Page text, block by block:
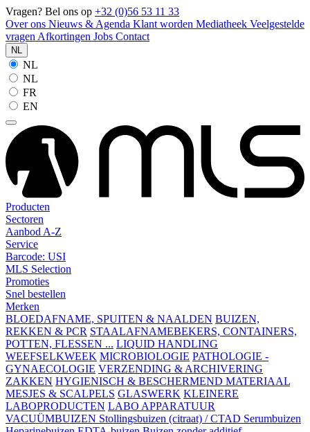
Vragen? Bel ons op +32 (0)56 53 11 33
Over ons Nieuws & Agenda Klant worden Mediatheek Veelgestelde
vragen Afkortingen Jobs Contact
NL
NL
NL
FR
EN
Producten
Sectoren
Aanbod A-Z
Service
Barcode: USI
MLS Selection
Promoties
Snel bestellen
Merken
BLOEDAFNAME, SPUITEN & NAALDEN BUIZEN,
REKKEN & PCR STAALAFNAMEBEKERS, CONTAINERS,
POTTEN, FLESSEN ... LIQUID HANDLING
WEEFSELKWEEK MICROBIOLOGIE PATHOLOGIE -
GYNAECOLOGIE VERZENDING & ARCHIVERING
ZAKKEN HYGIENISCH & BESCHERMEND MATERIAAL
MESJES & SCALPELS GLASWERK KLEINERE
LABOPRODUCTEN LABO APPARATUUR
VACUÜMBUIZEN Stollingsbuizen (citraat) / CTAD Serumbuizen